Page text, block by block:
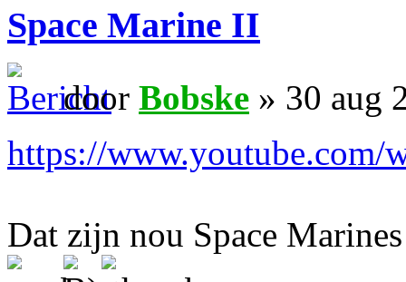
Space Marine II
door Bobske » 30 aug
https://www.youtube.com/
Dat zijn nou Space